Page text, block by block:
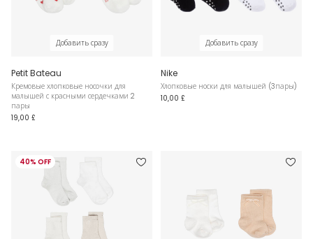
Добавить сразу
Petit Bateau
Кремовые хлопковые носочки для
малышей с красными сердечками 2
пары
19,00 £
Добавить сразу
Nike
Хлопковые носки для малышей (3пары)
10,00 £
40% OFF